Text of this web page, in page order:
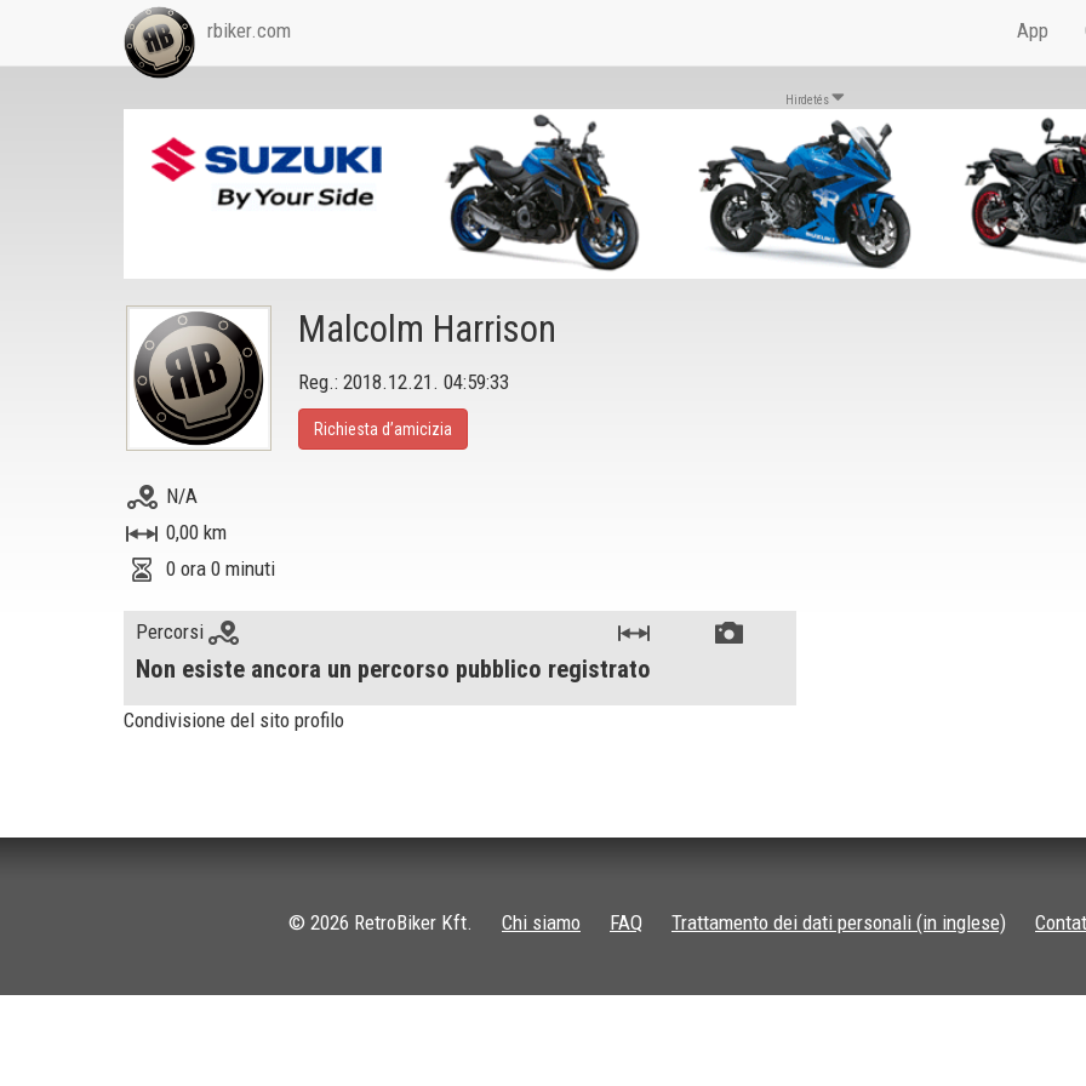
rbiker.com App
Hirdetés
Malcolm Harrison
Reg.: 2018.12.21. 04:59:33
Richiesta d’amicizia
N/A
0,00 km
0 ora 0 minuti
Percorsi
Non esiste ancora un percorso pubblico registrato
Condivisione del sito profilo
© 2026 RetroBiker Kft. Chi siamo FAQ Trattamento dei dati personali (in inglese)